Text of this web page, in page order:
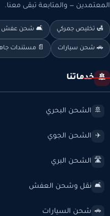
المعتمدين — والمتابعة تبقى معنا.
🛃 تخليص جمركي 🛋️ شحن عفش
🚗 شحن سيارات 📄 مستندات
🚢 خدماتنا
🚢 الشحن البحري
✈️ الشحن الجوي
🛣️ الشحن البري
🛋️ نقل وشحن العفش
🚗 شحن السيارات